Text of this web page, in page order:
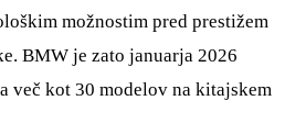
možnostim pred prestižem
BMW je zato januarja 2026
več kot 30 modelov na kitajskem